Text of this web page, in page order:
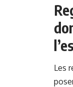
Les